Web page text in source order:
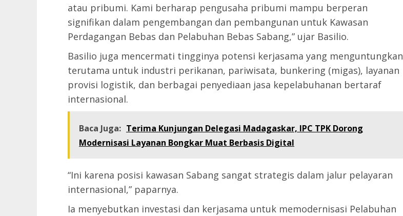
atau pribumi. Kami berharap pengusaha pribumi mampu berperan
signifikan dalam pengembangan dan pembangunan untuk Kawasan
Perdagangan Bebas dan Pelabuhan Bebas Sabang,” ujar Basilio.
Basilio juga mencermati tingginya potensi kerjasama yang menguntungkan
terutama untuk industri perikanan, pariwisata, bunkering (migas), layanan
provisi logistik, dan berbagai penyediaan jasa kepelabuhanan bertaraf
internasional.
Baca Juga: Terima Kunjungan Delegasi Madagaskar, IPC TPK Dorong
Modernisasi Layanan Bongkar Muat Berbasis Digital
“Ini karena posisi kawasan Sabang sangat strategis dalam jalur pelayaran
internasional,” paparnya.
Ia menyebutkan investasi dan kerjasama untuk memodernisasi Pelabuhan